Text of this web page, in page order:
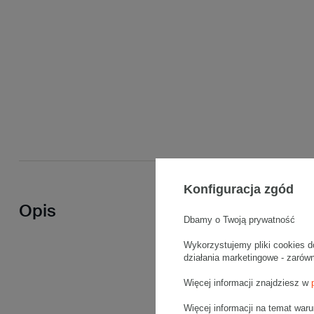
Opis
Konfiguracja zgód
Dbamy o Twoją prywatność
Wykorzystujemy pliki cookies
działania marketingowe -
Więcej informacji znajdziesz w
Więcej informacji na temat